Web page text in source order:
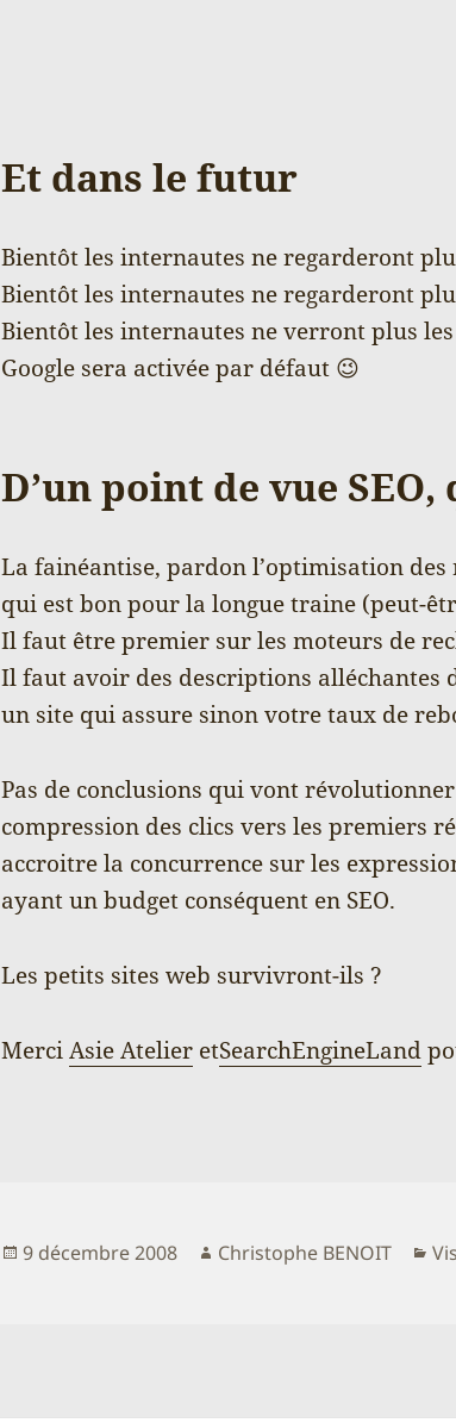
Et dans le futur
Bientôt les internautes ne regarderont
Bientôt les internautes ne regarderont
Bientôt les internautes ne verront plus les
Google sera activée par défaut 😉
D’un point de vue
La fainéantise, pardon l’optimisation des
qui est bon pour la longue traine (peut-
Il faut être premier sur les moteurs de
Il faut avoir des descriptions alléchantes
un site qui assure sinon votre taux de
Pas de conclusions qui vont
compression des clics vers les premiers
accroitre la concurrence sur les
ayant un budget conséquent en SEO.
Les petits sites web survivront-ils ?
MerciAsie Atelier etSearchEngineLand
Publié
9 décembre 2008 Auteur
Christophe BENOIT